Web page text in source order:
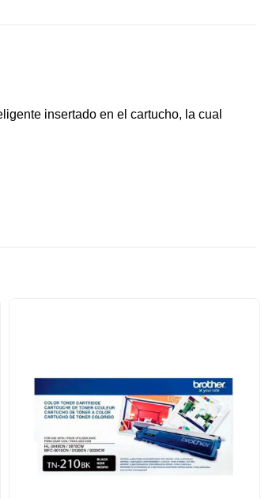
insertado en el cartucho, la cual
a la
lista de
deseos